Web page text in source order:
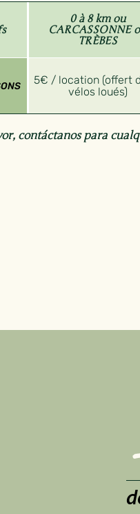
0 à 8 km ou
CARCASSONNE
TRÈBES
5€ / location (offert
vélos loués)
contáctanos para